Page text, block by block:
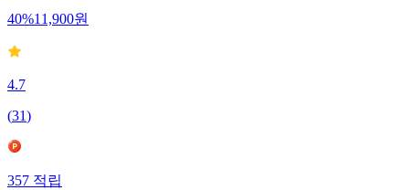
40%11,900원
4.7
(31)
357적립